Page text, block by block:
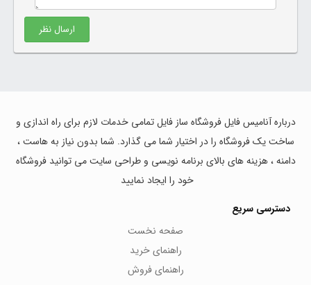
ارسال نظر
درباره آنامیس فایل فروشگاه ساز فایل تمامی خدمات لازم برای راه اندازی و
ساخت یک فروشگاه را در اختیار شما می گذارد. شما بدون نیاز به هاست ،
دامنه ، هزینه های بالای برنامه نویسی و طراحی سایت می توانید فروشگاه
خود را ایجاد نمایید
دسترسی سریع
صفحه نخست
راهنمای خرید
راهنمای فروش